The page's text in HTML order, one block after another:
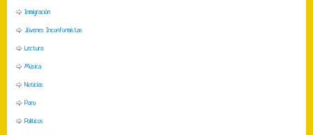
Inmigración
Jóvenes Inconformistas
Lectura
Música
Noticias
Paro
Políticos